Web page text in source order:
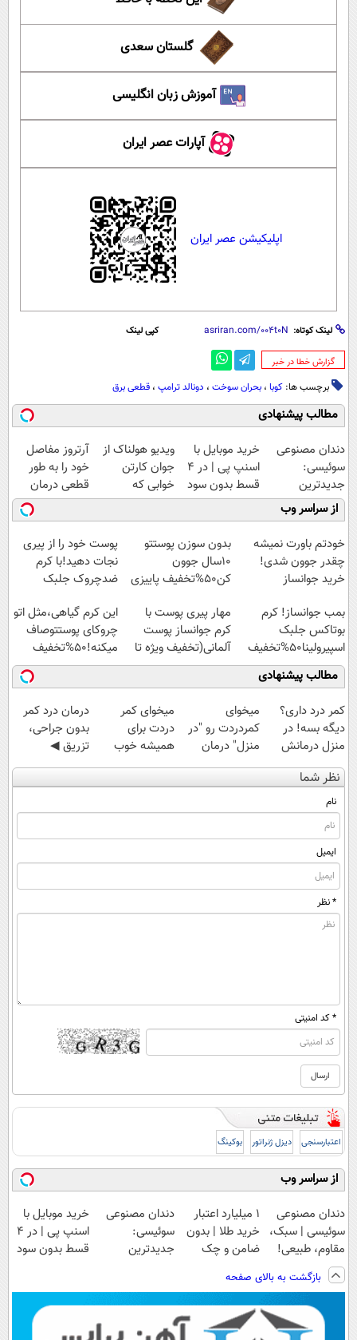
گلستان سعدی
آموزش زبان انگلیسی
آپارات عصر ایران
اپلیکیشن عصر ایران
لینک کوتاه: کپی لینک
‌گزارش خطا در خبر
برچسب ها: کوبا ، بحران سوخت ، دونالد ترامپ ، قطعی برق
مطالب پیشنهادی
دندان مصنوعی
سوئیسی:
جدیدترین
فناوری اروپا،
سبک و مقاوم |
پرداخت قسطی
خرید موبایل با
اسنپ پی | در ۴
قسط بدون سود
و کارمزد!
ویدیو هولناک از
جوان کارتن
خوابی که
میلیاردر شد.
آموزش رایگان
آرتروز مفاصل
خود را به طور
قطعی درمان
کنید!
◗پرسش‌نامه◖
از سراسر وب
خودتم باورت نمیشه
چقدر جوون شدی!
خرید جوانساز
ویژه
بدون سوزن پوستتو
10سال جوون
کن50%تخفیف پاییزی
پوست خود را از پیری
نجات دهید!با کرم
ضدچروک جلبک
بمب جوانساز! کرم
بوتاکس جلبک
اسپیرولینا50%تخفیف
مهار پیری پوست با
کرم جوانساز پوست
آلمانی(تخفیف ویژه تا
امشب)
این کرم گیاهی،مثل اتو
چروکای پوستتوصاف
میکنه!50%تخفیف
مطالب پیشنهادی
کمر درد داری؟
دیگه بسه! در
منزل درمانش
کن
(◀پرسش‌نامه)
میخوای
کمردردت رو "در
منزل" درمان
کنی؟ (◂فیلم +
◂پرسش‌نامه)
میخوای کمر
دردت برای
همیشه خوب
شه؟ ◀
پرسش‌نامه رو پر
درمان درد کمر
بدون جراحی،
تزریق ◀
پرسش‌نامه رو پر
کن ▶
نظر شما
نام
ایمیل
* نظر
* کد امنیتی
اعتبارسنجی دیزل ژنراتور بوکینگ
از سراسر وب
دندان مصنوعی
سوئیسی | سبک،
مقاوم، طبیعی!
ویزیت
رایگان+پرداخت
اقساطی😍
۱ میلیارد اعتبار
خرید طلا | بدون
ضامن و چک
دندان مصنوعی
سوئیسی:
جدیدترین
پرداخت قسطی
خرید موبایل با
اسنپ پی | در ۴
قسط بدون سود
بازگشت به بالای صفحه